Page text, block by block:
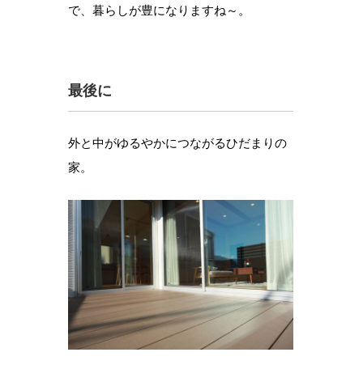
で、暮らしが豊になりますね～。
最後に
外と中がゆるやかにつながるひだまりの
家。